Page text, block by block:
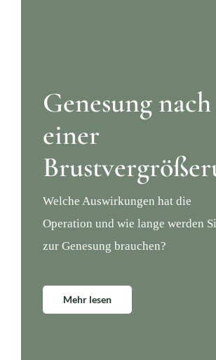
Genesung nach
einer
Welche Auswirkungen hat die
Operation und wie lange werden
zur Genesung brauchen?
Mehr lesen